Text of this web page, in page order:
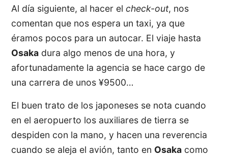
Al día siguiente, al hacer elcheck-out, nos
comentan que nos espera un taxi, ya que
éramos pocos para un autocar. El viaje hasta
Osaka dura algo menos de una hora, y
afortunadamente la agencia se hace cargo de
una carrera de unos ¥9500…
El buen trato de los japoneses se nota cuando
en el aeropuerto los auxiliares de tierra se
despiden con la mano, y hacen una reverencia
cuando se aleja el avión, tanto en Osaka como